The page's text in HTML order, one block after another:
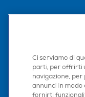
Scarica la nostra
Ci serviamo di
parti, per offrirti
navigazione,
annunci in modo
fornirti